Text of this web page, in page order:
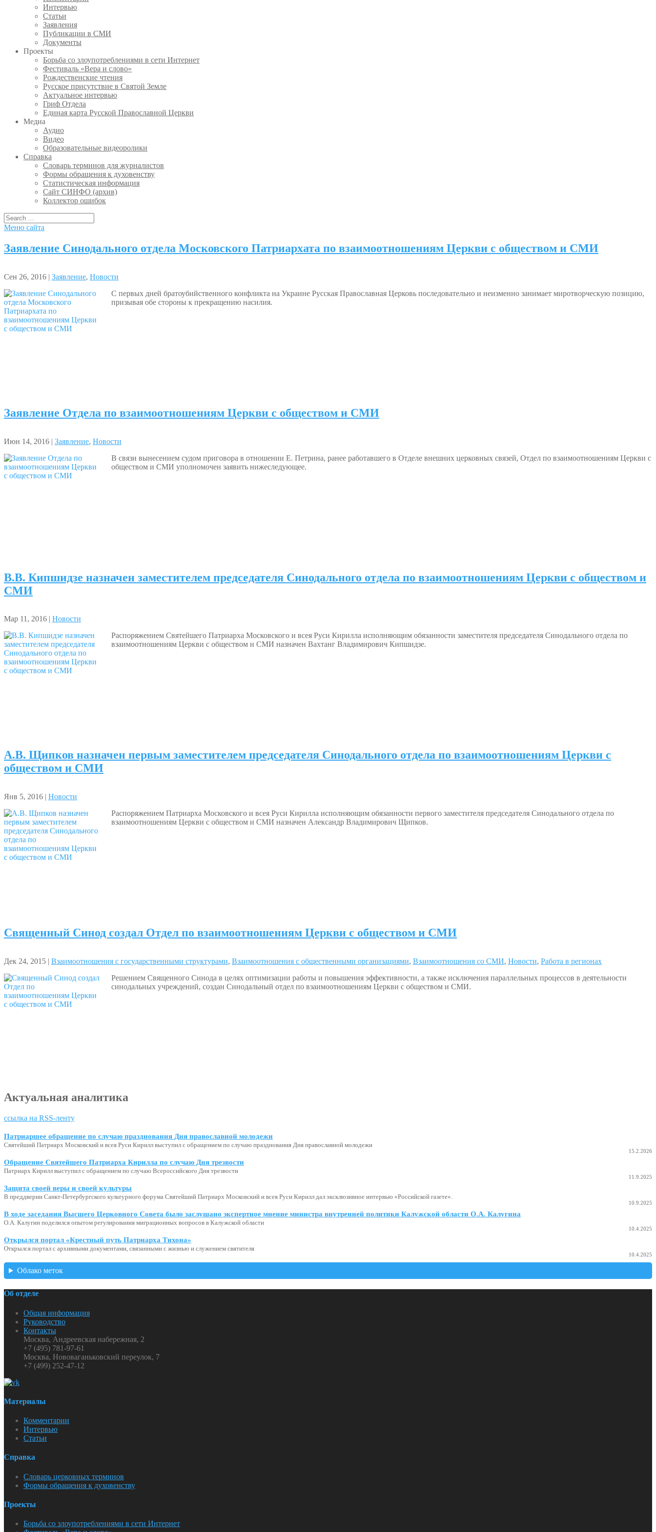
Интервью
Статьи
Заявления
Публикации в СМИ
Документы
Проекты
Борьба со злоупотреблениями в сети Интернет
Фестиваль «Вера и слово»
Рождественские чтения
Русское присутствие в Святой Земле
Актуальное интервью
Гриф Отдела
Единая карта Русской Православной Церкви
Медиа
Аудио
Видео
Образовательные видеоролики
Справка
Словарь терминов для журналистов
Формы обращения к духовенству
Статистическая информация
Сайт СИНФО (архив)
Коллектор ошибок
Меню сайта
Заявление Синодального отдела Московского Патриархата по взаимоотношениям Церкви с обществом и СМИ
Сен 26, 2016 | Заявление, Новости
С первых дней братоубийственного конфликта на Украине Русская Православная Церковь последовательно и неизменно занимает миротворческую позицию,
призывая обе стороны к прекращению насилия.
Заявление Отдела по взаимоотношениям Церкви с обществом и СМИ
Июн 14, 2016 | Заявление, Новости
В связи вынесением судом приговора в отношении Е. Петрина, ранее работавшего в Отделе внешних церковных связей, Отдел по взаимоотношениям Церкви с
обществом и СМИ уполномочен заявить нижеследующее.
В.В. Кипшидзе назначен заместителем председателя Синодального отдела по взаимоотношениям Церкви с обществом и
СМИ
Мар 11, 2016 | Новости
Распоряжением Святейшего Патриарха Московского и всея Руси Кирилла исполняющим обязанности заместителя председателя Синодального отдела по
взаимоотношениям Церкви с обществом и СМИ назначен Вахтанг Владимирович Кипшидзе.
А.В. Щипков назначен первым заместителем председателя Синодального отдела по взаимоотношениям Церкви с
обществом и СМИ
Янв 5, 2016 | Новости
Распоряжением Патриарха Московского и всея Руси Кирилла исполняющим обязанности первого заместителя председателя Синодального отдела по
взаимоотношениям Церкви с обществом и СМИ назначен Александр Владимирович Щипков.
Священный Синод создал Отдел по взаимоотношениям Церкви с обществом и СМИ
Дек 24, 2015 | Взаимоотношения с государственными структурами, Взаимоотношения с общественными организациями, Взаимоотношения со СМИ, Новости, Работа в регионах
Решением Священного Синода в целях оптимизации работы и повышения эффективности, а также исключения параллельных процессов в деятельности
синодальных учреждений, создан Синодальный отдел по взаимоотношениям Церкви с обществом и СМИ.
Актуальная аналитика
ссылка на RSS-ленту
Патриаршее обращение по случаю празднования Дня православной молодежи
Святейший Патриарх Московский и всея Руси Кирилл выступил с обращением по случаю празднования Дня православной молодежи
15.2.2026
Обращение Святейшего Патриарха Кирилла по случаю Дня трезвости
Патриарх Кирилл выступил с обращением по случаю Всероссийского Дня трезвости
11.9.2025
Защита своей веры и своей культуры
В преддверии Санкт-Петербургского культурного форума Святейший Патриарх Московский и всея Руси Кирилл дал эксклюзивное интервью «Российской газете».
10.9.2025
В ходе заседания Высшего Церковного Совета было заслушано экспертное мнение министра внутренней политики Калужской области О.А. Калугина
О.А. Калугин поделился опытом регулирования миграционных вопросов в Калужской области
10.4.2025
Открылся портал «Крестный путь Патриарха Тихона»
Открылся портал с архивными документами, связанными с жизнью и служением святителя
10.4.2025
Облако меток
Об отделе
Общая информация
Руководство
Контакты
Москва, Андреевская набережная, 2
+7 (495) 781-97-61
Москва, Нововаганьковский переулок, 7
+7 (499) 252-47-12
Материалы
Комментарии
Интервью
Статьи
Справка
Словарь церковных терминов
Формы обращения к духовенству
Проекты
Борьба со злоупотреблениями в сети Интернет